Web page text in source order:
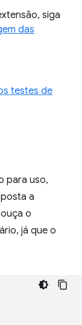
siga
das
testes de
para uso,
a
o
já que o